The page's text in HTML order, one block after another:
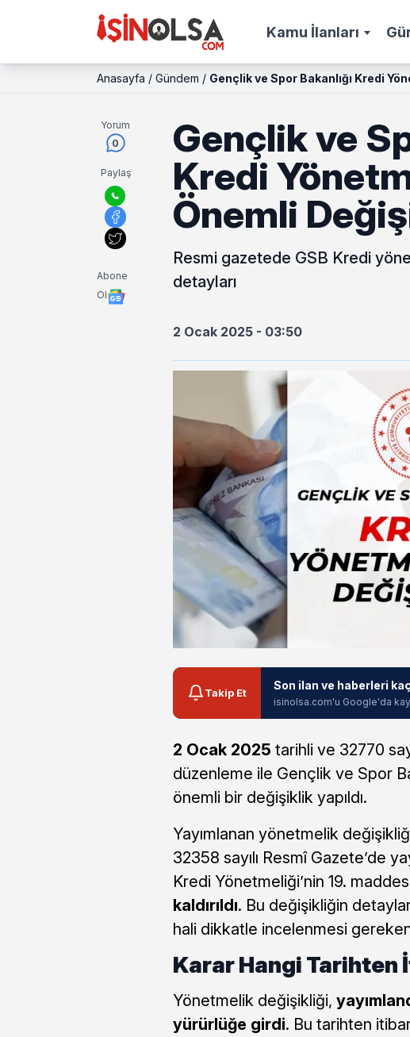
Kamu İlanları
Anasayfa / Gündem / Gençlik ve Spor Bakanlığı Kredi
Yorum
0
Paylaş
Abone
Ol
Gençlik ve
Kredi
Önemli
Resmi gazetede GSB Kredi
detayları
2 Ocak 2025 - 03:50
Takip Et
Son ilan ve haberleri
isinolsa.com'u Google'da
2 Ocak 2025 tarihli ve 32770
düzenleme ile Gençlik ve Spor
önemli bir değişiklik yapıldı.
Yayımlanan yönetmelik
32358 sayılı Resmî Gazete’de
Kredi Yönetmeliği’nin 19.
kaldırıldı. Bu değişikliğin
hali dikkatle incelenmesi
Karar Hangi Tarihten
Yönetmelik değişikliği,
yürürlüğe girdi. Bu tarihten